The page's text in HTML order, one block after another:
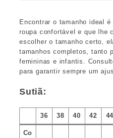
Encontrar o tamanho ideal
roupa confortável e que lhe
escolher o tamanho certo,
tamanhos completos, tanto
femininas e infantis.
para garantir sempre um
Sutiã:
36 38 40 42 44
Co